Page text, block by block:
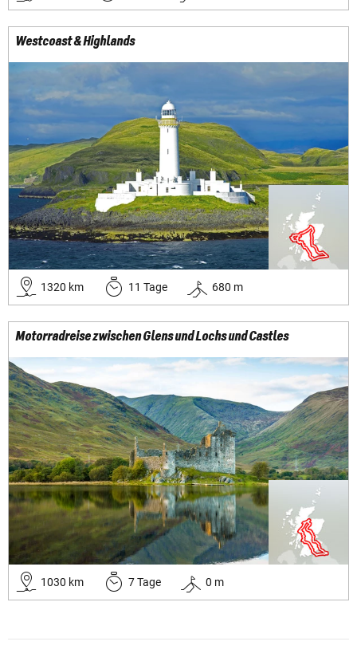
Westcoast & Highlands
1320 km 11 Tage 680 m
Motorradreise zwischen Glens und Lochs und Castles
1030 km 7Tage 0 m